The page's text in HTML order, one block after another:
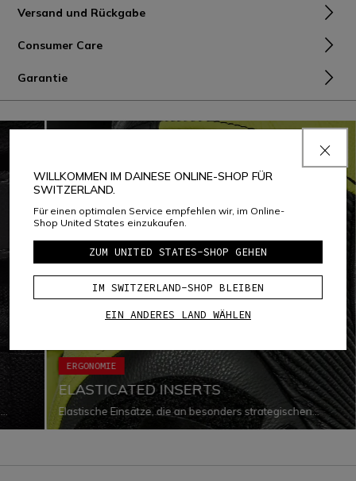
Versand und Rückgabe
Consumer Care
Garantie
ERGONOMIE
ELASTICATED INSERTS
Elastische Einsätze, die an besonders strategischen
Punkten positioniert werden und die Fähigkeit des
verbessern.
WILLKOMMEN IM DAINESE ONLINE-SHOP FÜR
SWITZERLAND.
Für einen optimalen Service empfehlen wir, im Online-
Shop United States einzukaufen.
ZUM UNITED STATES-SHOP GEHEN
IM SWITZERLAND-SHOP BLEIBEN
EIN ANDERES LAND WÄHLEN